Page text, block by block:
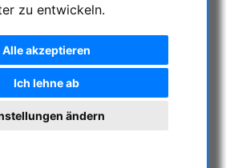
zu entwickeln.
Alle akzeptieren
Ich lehne ab
ändern
Linsen in Fassung, 3-Linser:
opt. Tubus: